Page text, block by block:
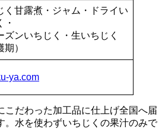
く甘露煮・ジャム・ドライい
・
ズンいちじく・生いちじく
期）
ya.com
こだわった加工品に仕上げ全国へ届
。水を使わずいちじくの果汁のみで